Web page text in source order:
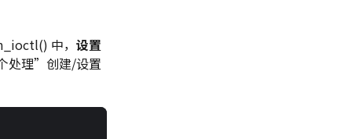
中， 设置
处理”创建/设置